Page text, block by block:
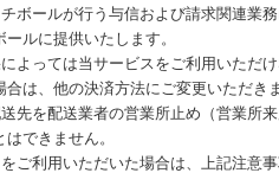
ボールが行う与信および請求関連業
ールに提供いたします。
よっては当サービスをご利用いただ
合は、他の決済方法にご変更いただきま
先を配送業者の営業所止め（営業所
できません。
ご利用いただいた場合は、上記注意